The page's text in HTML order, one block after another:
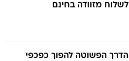
לשלוח מזוודה בחינם
הדרך הפשוטה להפוך כפכפי